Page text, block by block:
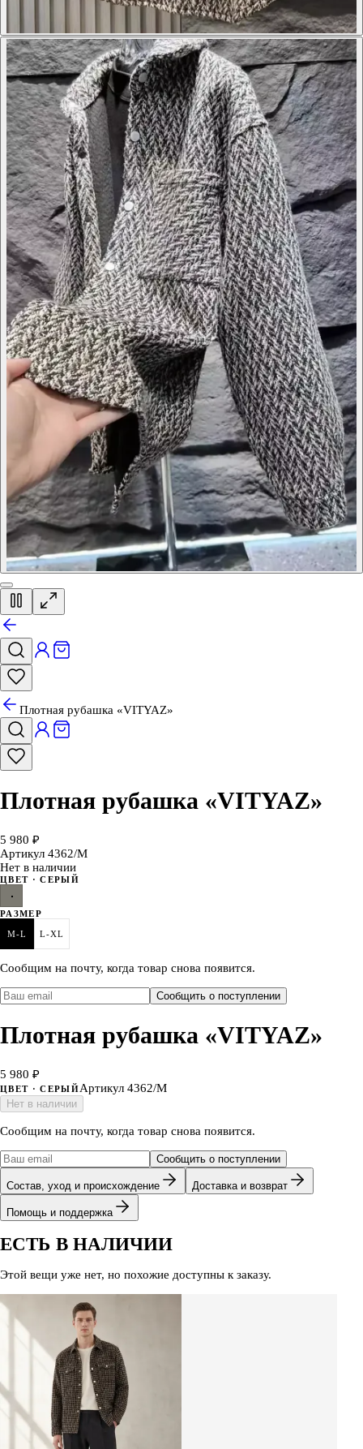
Плотная рубашка «VITYAZ»
Плотная рубашка «VITYAZ»
5 980 ₽
Артикул 4362/M
Нет в наличии
ЦВЕТ · СЕРЫЙ
РАЗМЕР
M-L L-XL
Сообщим на почту, когда товар снова появится.
Сообщить о поступлении
Плотная рубашка «VITYAZ»
5 980 ₽
ЦВЕТ · СЕРЫЙАртикул 4362/M
Нет в наличии
Сообщим на почту, когда товар снова появится.
Сообщить о поступлении
Состав, уход и происхождение Доставка и возврат
Помощь и поддержка
ЕСТЬ В НАЛИЧИИ
Этой вещи уже нет, но похожие доступны к заказу.